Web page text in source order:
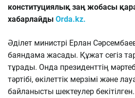
конституциялық заң жобасы
хабарлайды Orda.kz.
Әділет министрі Ерлан
баяндама жасады. Құжат сегіз
тұрады. Онда президенттің
тәртібі, өкілеттік мерзімі және
байланысты шектеулер